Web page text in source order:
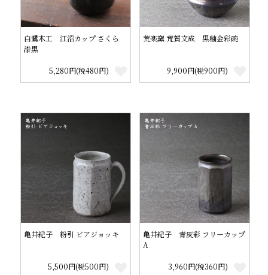
白鷺木工 江沼カップ さくら
漆黒
5,280円(税480円)
荒楽窯 荒賀文成 黒釉金彩碗
9,900円(税900円)
亀井紀子 粉引 ビアジョッキ
5,500円(税500円)
亀井紀子 青灰彩 フリーカップ
A
3,960円(税360円)